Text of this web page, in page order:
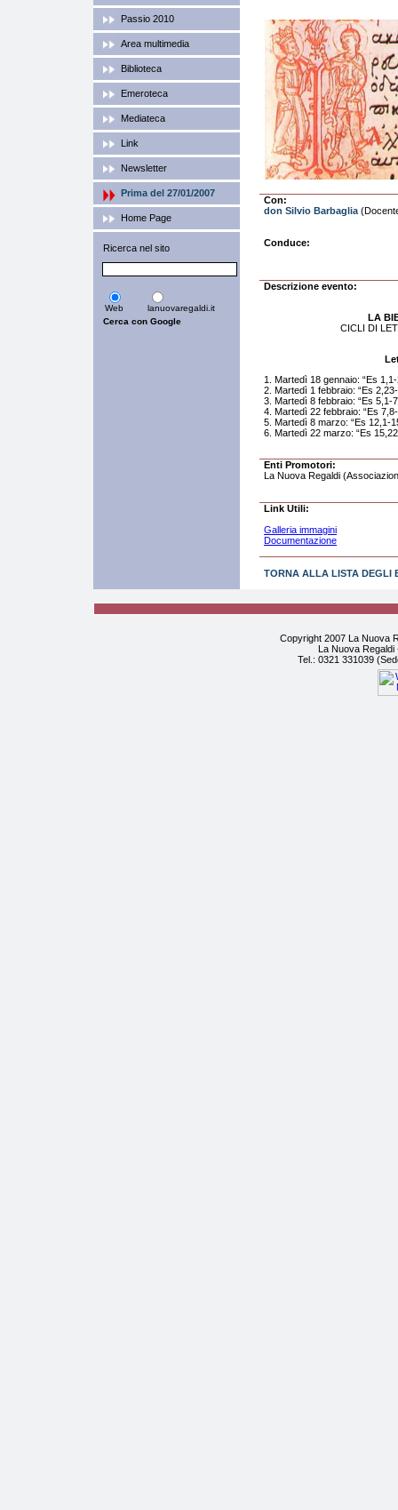
Passio 2010
Area multimedia
Biblioteca
Emeroteca
Mediateca
Link
Newsletter
Prima del 27/01/2007
Home Page
Ricerca nel sito
Web lanuovaregaldi.it
Con:
don Silvio Barbaglia
Conduce:
Descrizione evento:
LA
CICLI DI
1. Martedì 18 gennaio: “Es
2. Martedì 1 febbraio: “Es
3. Martedì 8 febbraio: “Es 5,1-
4. Martedì 22 febbraio: “Es
5. Martedì 8 marzo: “Es 12,1-
6. Martedì 22 marzo: “Es
Enti Promotori:
La Nuova Regaldi
Link Utili:
Galleria immagini
Documentazione
TORNA ALLA LISTA DEGLI
Copyright 2007 La Nuova
La Nuova Regaldi
Tel.: 0321 331039